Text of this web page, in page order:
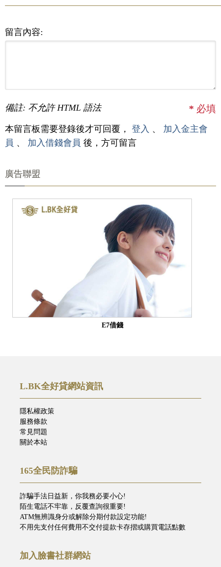
留言內容:
備註: 不允許 HTML 語法 * 必填
本留言板需要登錄後才可回覆， 登入 、 加入金主會
員 、 加入借錢會員 後，方可留言
廣告聯盟
E7借錢
L.BK全好貸網站資訊
隱私權政策
服務條款
常見問題
關於本站
165全民防詐騙
詐騙手法日益新，你我務必要小心!
陌生電話不牢靠，反覆查詢很重要!
ATM無辨識身分或解除分期付款設定功能!
不用先支付任何費用不交付提款卡存摺或購買電話點數
加入臉書社群網站